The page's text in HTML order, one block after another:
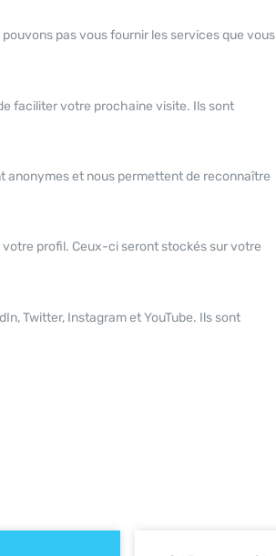
pas vous fournir les services que vous
faciliter votre prochaine visite. Ils sont
anonymes et nous permettent de reconnaître
profil. Ceux-ci seront stockés sur votre
Twitter, Instagram et YouTube. Ils sont